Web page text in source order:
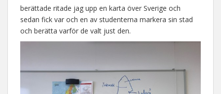
berättade ritade jag upp en karta över Sverige och
sedan fick var och en av studenterna markera sin stad
och berätta varför de valt just den.